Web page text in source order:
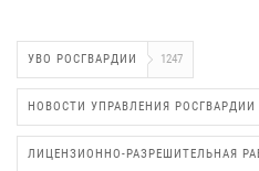
УВО РОСГВАРДИИ 1247
НОВОСТИ УПРАВЛЕНИЯ РОСГВАРДИИ
ЛИЦЕНЗИОННО-РАЗРЕШИТЕЛЬНАЯ